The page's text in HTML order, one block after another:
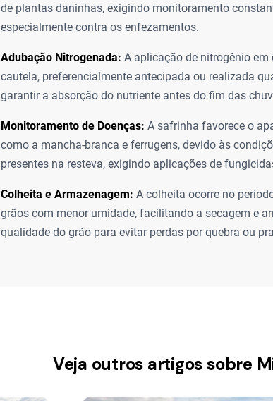
de plantas daninhas, exigindo monitoramento
especialmente contra os enfezamentos.
Adubação Nitrogenada: A aplicação de nitrogênio
cautela, preferencialmente antecipada ou realizada
garantir a absorção do nutriente antes do fim das
Monitoramento de Doenças: A safrinha favorece o
como a mancha-branca e ferrugens, devido às
presentes na resteva, exigindo aplicações de
Colheita e Armazenagem: A colheita ocorre no
grãos com menor umidade, facilitando a secagem e
qualidade do grão para evitar perdas por quebra ou
Veja outros artigos sobre